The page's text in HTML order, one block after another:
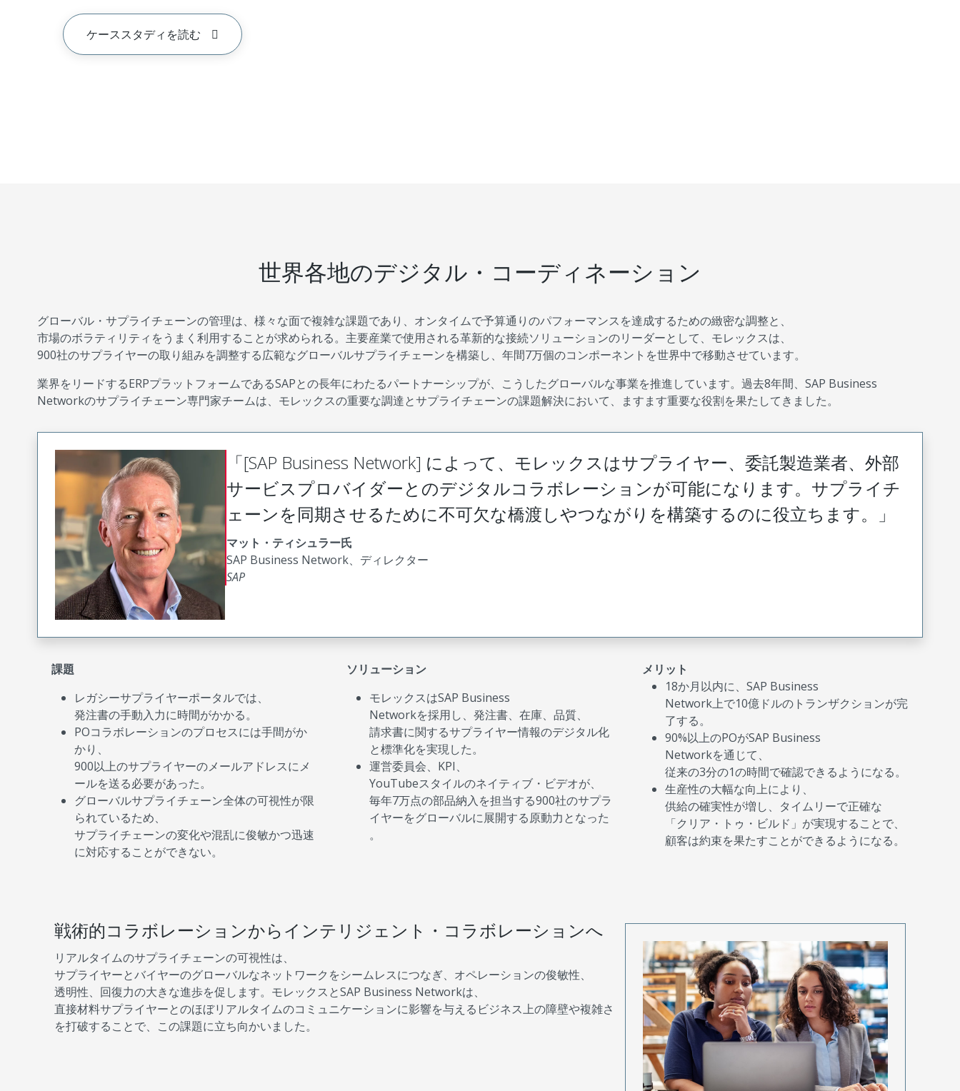
ケーススタディを読む
世界各地のデジタル・コーディネーション
グローバル・サプライチェーンの管理は、様々な面で複雑な課題であり、オンタイムで予算通りのパフォーマンスを達成するための緻密な調整と、
市場のボラティリティをうまく利用することが求められる。主要産業で使用される革新的な接続ソリューションのリーダーとして、モレックスは、
900社のサプライヤーの取り組みを調整する広範なグローバルサプライチェーンを構築し、年間7万個のコンポーネントを世界中で移動させています。
業界をリードするERPプラットフォームであるSAPとの長年にわたるパートナーシップが、こうしたグローバルな事業を推進しています。過去8年間、SAP Business
Networkのサプライチェーン専門家チームは、モレックスの重要な調達とサプライチェーンの課題解決において、ますます重要な役割を果たしてきました。
「[SAP Business Network] によって、モレックスはサプライヤー、委託製造業者、外部
サービスプロバイダーとのデジタルコラボレーションが可能になります。サプライチ
ェーンを同期させるために不可欠な橋渡しやつながりを構築するのに役立ちます。」
マット・ティシュラー氏
SAP Business Network、ディレクター
SAP
課題
レガシーサプライヤーポータルでは、
発注書の手動入力に時間がかかる。
POコラボレーションのプロセスには手間がか
かり、
900以上のサプライヤーのメールアドレスにメ
ールを送る必要があった。
グローバルサプライチェーン全体の可視性が限
られているため、
サプライチェーンの変化や混乱に俊敏かつ迅速
に対応することができない。
ソリューション
モレックスはSAP Business
Networkを採用し、発注書、在庫、品質、
請求書に関するサプライヤー情報のデジタル化
と標準化を実現した。
運営委員会、KPI、
YouTubeスタイルのネイティブ・ビデオが、
毎年7万点の部品納入を担当する900社のサプラ
イヤーをグローバルに展開する原動力となった
。
メリット
18か月以内に、SAP Business
Network上で10億ドルのトランザクションが完
了する。
90%以上のPOがSAP Business
Networkを通じて、
従来の3分の1の時間で確認できるようになる。
生産性の大幅な向上により、
供給の確実性が増し、タイムリーで正確な
「クリア・トゥ・ビルド」が実現することで、
顧客は約束を果たすことができるようになる。
戦術的コラボレーションからインテリジェント・コラボレーションへ
リアルタイムのサプライチェーンの可視性は、
サプライヤーとバイヤーのグローバルなネットワークをシームレスにつなぎ、オペレーションの俊敏性、
透明性、回復力の大きな進歩を促します。モレックスとSAP Business Networkは、
直接材料サプライヤーとのほぼリアルタイムのコミュニケーションに影響を与えるビジネス上の障壁や複雑さ
を打破することで、この課題に立ち向かいました。